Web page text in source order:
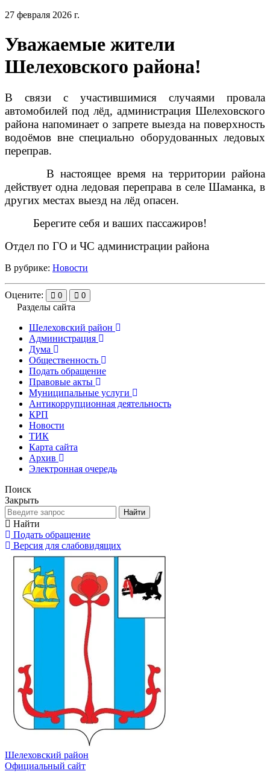
27 февраля 2026 г.
Уважаемые жители
Шелеховского района!
В связи с участившимися случаями провала
автомобилей под лёд, администрация Шелеховского
района напоминает о запрете выезда на поверхность
водоёмов вне специально оборудованных ледовых
переправ.
В настоящее время на территории района
действует одна ледовая переправа в селе Шаманка, в
других местах выезд на лёд опасен.
Берегите себя и ваших пассажиров!
Отдел по ГО и ЧС администрации района
В рубрике: Новости
Оцените: 0 0
Разделы сайта
Шелеховский район
Администрация
Дума
Общественность
Подать обращение
Правовые акты
Муниципальные услуги
Антикоррупционная деятельность
КРП
Новости
ТИК
Карта сайта
Архив
Электронная очередь
Поиск
Закрыть
Найти
Найти
Подать обращение
Версия для слабовидящих
Шелеховский район
Официальный сайт